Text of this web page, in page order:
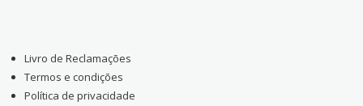
Livro de Reclamações
Termos e condições
Política de privacidade